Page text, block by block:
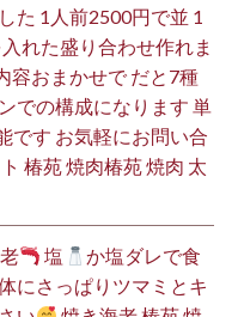
た 1人前2500円で並 1
れた盛り合わせ作れま
容おまかせで だと7種
での構成になります 単
です お気軽にお問い合
椿苑 焼肉椿苑 焼肉 太
塩
か塩ダレで食
にさっぱりツマミとキ